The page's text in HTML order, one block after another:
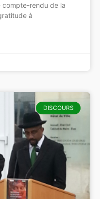
compte-rendu de la
à
DISCOURS